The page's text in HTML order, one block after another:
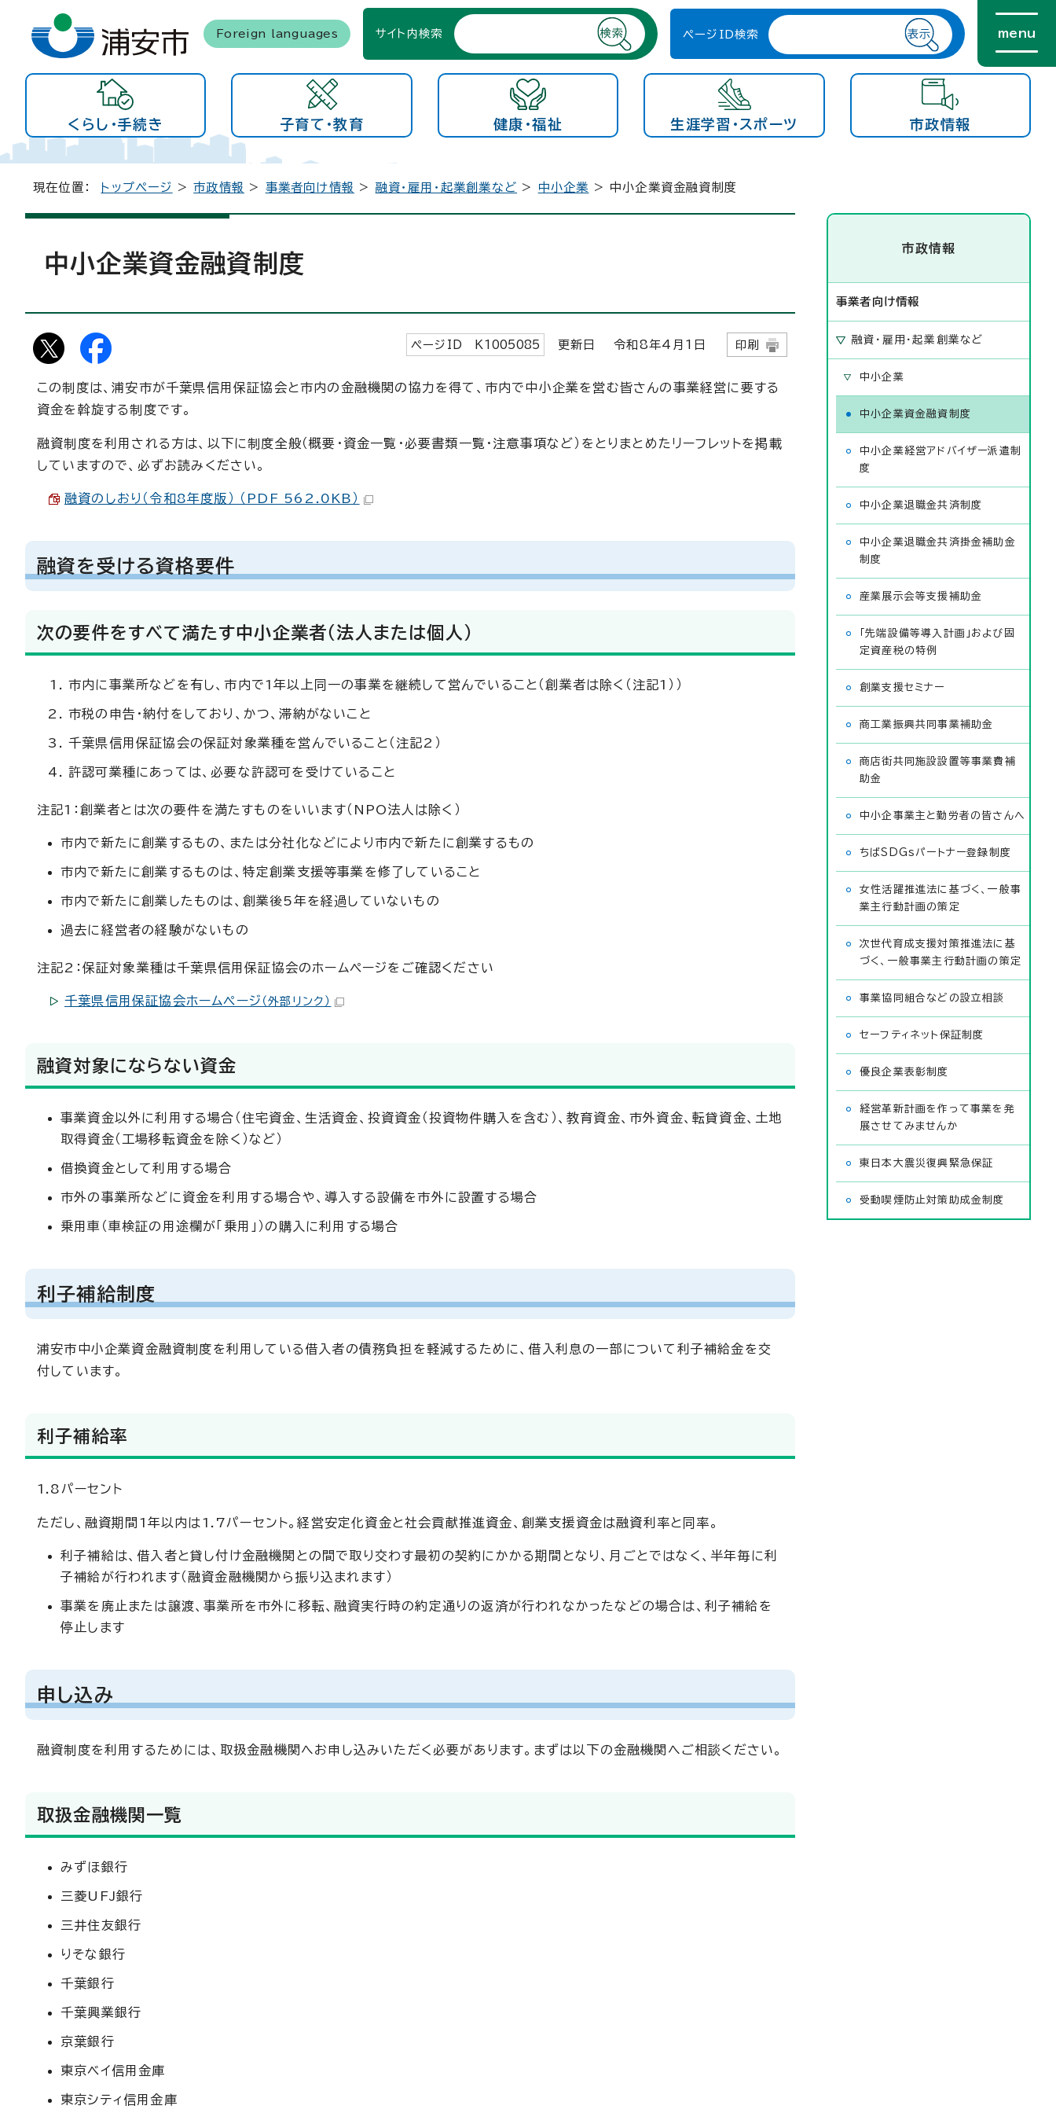
Foreign languages サイト内検索 ページID検索 menu
くらし・手続き 子育て・教育 健康・福祉 生涯学習・スポーツ 市政情報
現在位置： トップページ >市政情報 > 事業者向け情報 > 融資・雇用・起業創業など > 中小企業 > 中小企業資金融資制度
中小企業資金融資制度
ページID K 1005085 更新日 令和8年4月1日 印刷
この制度は、浦安市が千葉県信用保証協会と市内の金融機関の協力を得て、市内で中小企業を営む皆さんの事業経営に要する
資金を斡旋する制度です。
融資制度を利用される方は、以下に制度全般（概要・資金一覧・必要書類一覧・注意事項など）をとりまとめたリーフレットを掲載
していますので、必ずお読みください。
融資のしおり（令和8年度版） （PDF 562.0KB）
融資を受ける資格要件
次の要件をすべて満たす中小企業者（法人または個人）
市内に事業所などを有し、市内で1年以上同一の事業を継続して営んでいること（創業者は除く（注記1））
市税の申告・納付をしており、かつ、滞納がないこと
千葉県信用保証協会の保証対象業種を営んでいること（注記2）
許認可業種にあっては、必要な許認可を受けていること
注記1：創業者とは次の要件を満たすものをいいます（NPO法人は除く）
市内で新たに創業するもの、または分社化などにより市内で新たに創業するもの
市内で新たに創業するものは、特定創業支援等事業を修了していること
市内で新たに創業したものは、創業後5年を経過していないもの
過去に経営者の経験がないもの
注記2：保証対象業種は千葉県信用保証協会のホームページをご確認ください
千葉県信用保証協会ホームページ （外部リンク）
融資対象にならない資金
事業資金以外に利用する場合（住宅資金、生活資金、投資資金（投資物件購入を含む）、教育資金、市外資金、転貸資金、土地
取得資金（工場移転資金を除く）など）
借換資金として利用する場合
市外の事業所などに資金を利用する場合や、導入する設備を市外に設置する場合
乗用車（車検証の用途欄が「乗用」）の購入に利用する場合
利子補給制度
浦安市中小企業資金融資制度を利用している借入者の債務負担を軽減するために、借入利息の一部について利子補給金を交
付しています。
利子補給率
1.8パーセント
ただし、融資期間1年以内は1.7パーセント。経営安定化資金と社会貢献推進資金、創業支援資金は融資利率と同率。
利子補給は、借入者と貸し付け金融機関との間で取り交わす最初の契約にかかる期間となり、月ごとではなく、半年毎に利
子補給が行われます（融資金融機関から振り込まれます）
事業を廃止または譲渡、事業所を市外に移転、融資実行時の約定通りの返済が行われなかったなどの場合は、利子補給を
停止します
申し込み
融資制度を利用するためには、取扱金融機関へお申し込みいただく必要があります。まずは以下の金融機関へご相談ください。
取扱金融機関一覧
みずほ銀行
三菱UFJ銀行
三井住友銀行
りそな銀行
千葉銀行
千葉興業銀行
京葉銀行
東京ベイ信用金庫
東京シティ信用金庫
市政情報
事業者向け情報
融資・雇用・起業創業など
中小企業
中小企業資金融資制度
中小企業経営アドバイザー派遣制
度
中小企業退職金共済制度
中小企業退職金共済掛金補助金
制度
産業展示会等支援補助金
「先端設備等導入計画」および固
定資産税の特例
創業支援セミナー
商工業振興共同事業補助金
商店街共同施設設置等事業費補
助金
中小企事業主と勤労者の皆さんへ
ちばSDGsパートナー登録制度
女性活躍推進法に基づく、一般事
業主行動計画の策定
次世代育成支援対策推進法に基
づく、一般事業主行動計画の策定
事業協同組合などの設立相談
セーフティネット保証制度
優良企業表彰制度
経営革新計画を作って事業を発
展させてみませんか
東日本大震災復興緊急保証
受動喫煙防止対策助成金制度